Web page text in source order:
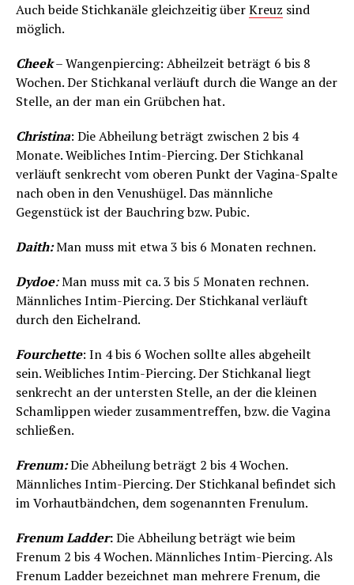
Auch beide Stichkanäle gleichzeitig überKreuz sind
möglich.
Cheek– Wangenpiercing: Abheilzeit beträgt 6 bis 8
Wochen. Der Stichkanal verläuft durch die Wange an der
Stelle, an der man ein Grübchen hat.
Christina: Die Abheilung beträgt zwischen 2 bis 4
Monate. Weibliches Intim-Piercing. Der Stichkanal
verläuft senkrecht vom oberen Punkt der Vagina-Spalte
nach oben in den Venushügel. Das männliche
Gegenstück ist der Bauchring bzw. Pubic.
Daith:Man muss mit etwa 3 bis 6 Monaten rechnen.
Dydoe:Man muss mit ca. 3 bis 5 Monaten rechnen.
Männliches Intim-Piercing. Der Stichkanal verläuft
durch den Eichelrand.
Fourchette: In 4 bis 6 Wochen sollte alles abgeheilt
sein. Weibliches Intim-Piercing. Der Stichkanal liegt
senkrecht an der untersten Stelle, an der die kleinen
Schamlippen wieder zusammentreffen, bzw. die Vagina
schließen.
Frenum:Die Abheilung beträgt 2 bis 4 Wochen.
Männliches Intim-Piercing. Der Stichkanal befindet sich
im Vorhautbändchen, dem sogenannten Frenulum.
Frenum Ladder:Die Abheilung beträgt wie beim
Frenum 2 bis 4 Wochen. Männliches Intim-Piercing. Als
Frenum Ladder bezeichnet man mehrere Frenum, die